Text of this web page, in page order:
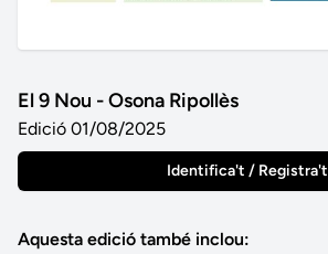
El 9 Nou - Osona Ripollès
Edició 01/08/2025
Identifica't / Registra't
Aquesta edició també inclou: